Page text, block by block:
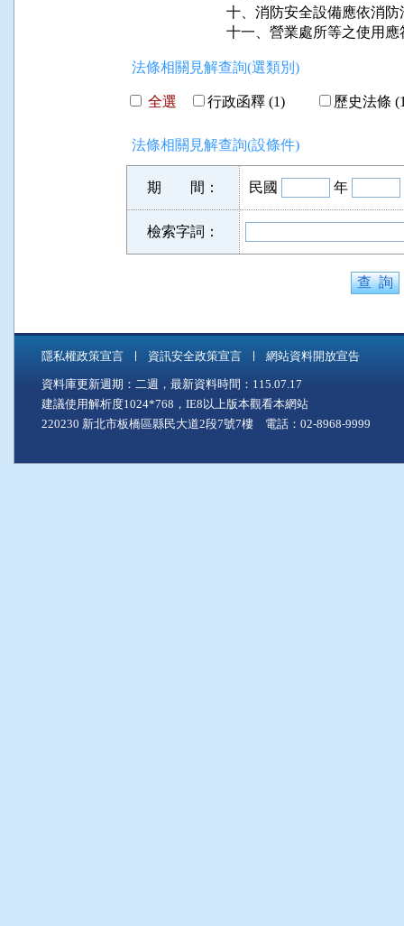
十、消防安全設備應依消防
十一、營業處所等之使用
法條相關見解查詢(選類別)
全選 行政函釋 (1) 歷史法條
法條相關見解查詢(設條件)
期 間： 民國 年
檢索字詞：
隱私權政策宣言 資訊安全政策宣言 網站資料開放宣告
資料庫更新週期：二週，最新資料時間：115.07.17
建議使用解析度1024*768，IE8以上版本觀看本網站
220230 新北市板橋區縣民大道2段7號7樓 電話：02-8968-9999